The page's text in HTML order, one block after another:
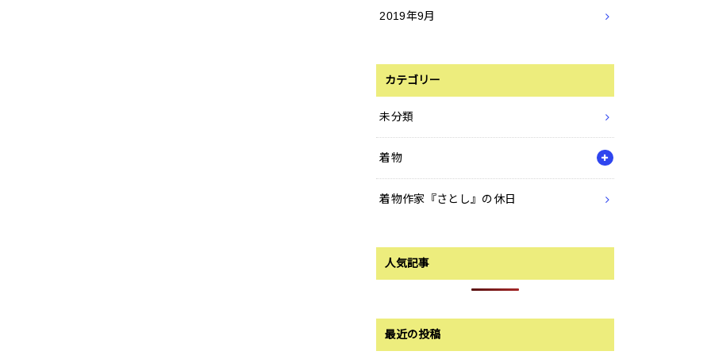
2019年9月
カテゴリー
未分類
着物
着物作家『さとし』の休日
人気記事
最近の投稿